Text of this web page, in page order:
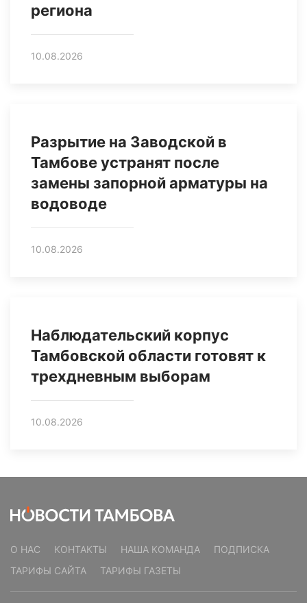
региона
10.08.2026
Разрытие на Заводской в
Тамбове устранят после
замены запорной арматуры на
водоводе
10.08.2026
Наблюдательский корпус
Тамбовской области готовят к
трехдневным выборам
10.08.2026
О НАС КОНТАКТЫ НАША КОМАНДА
ПОДПИСКА
ТАРИФЫ САЙТА
ТАРИФЫ ГАЗЕТЫ